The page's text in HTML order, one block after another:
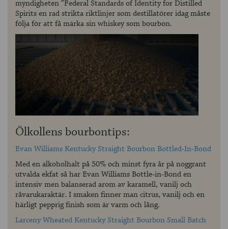
myndigheten ”Federal Standards of Identity for Distilled
Spirits en rad strikta riktlinjer som destillatörer idag måste
följa för att få märka sin whiskey som bourbon.
Ölkollens bourbontips:
Evan Williams Kentucky Straight Bourbon Bottled-In-Bond
Med en alkoholhalt på 50% och minst fyra år på noggrant
utvalda ekfat så har Evan Williams Bottle-in-Bond en
intensiv men balanserad arom av karamell, vanilj och
råvarukaraktär. I smaken finner man citrus, vanilj och en
härligt pepprig finish som är varm och lång.
Larceny Wheated Kentucky Straight Bourbon Small Batch